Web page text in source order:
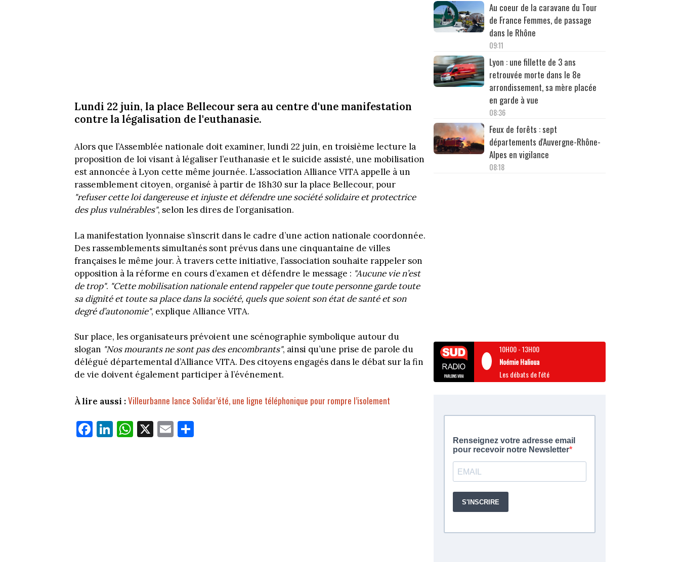
Lundi 22 juin, la place Bellecour sera au centre d'une manifestation
contre la légalisation de l'euthanasie.
Alors que l’Assemblée nationale doit examiner, lundi 22 juin, en troisième lecture la
proposition de loi visant à légaliser l’euthanasie et le suicide assisté, une mobilisation
est annoncée à Lyon cette même journée. L’association Alliance VITA appelle à un
rassemblement citoyen, organisé à partir de 18h30 sur la place Bellecour, pour
"refuser cette loi dangereuse et injuste et défendre une société solidaire et protectrice
des plus vulnérables", selon les dires de l’organisation.
La manifestation lyonnaise s’inscrit dans le cadre d’une action nationale coordonnée.
Des rassemblements simultanés sont prévus dans une cinquantaine de villes
françaises le même jour. À travers cette initiative, l’association souhaite rappeler son
opposition à la réforme en cours d’examen et défendre le message : "Aucune vie n’est
de trop". "Cette mobilisation nationale entend rappeler que toute personne garde toute
sa dignité et toute sa place dans la société, quels que soient son état de santé et son
degré d’autonomie", explique Alliance VITA.
Sur place, les organisateurs prévoient une scénographie symbolique autour du
slogan "Nos mourants ne sont pas des encombrants", ainsi qu’une prise de parole du
délégué départemental d’Alliance VITA. Des citoyens engagés dans le débat sur la fin
de vie doivent également participer à l’événement.
À lire aussi :Villeurbanne lance Solidar’été, une ligne téléphonique pour rompre l’isolement
Fa
ce
Li
nk
W
ha
X E
m
Au coeur de la caravane du Tour
de France Femmes, de passage
dans le Rhône
09:11
Lyon : une fillette de 3 ans
retrouvée morte dans le 8e
arrondissement, sa mère placée
en garde à vue
08:36
Feux de forêts : sept
départements d'Auvergne-Rhône-
Alpes en vigilance
08:18
10H00-13H00
Noémie Halioua
Les débats de l'été